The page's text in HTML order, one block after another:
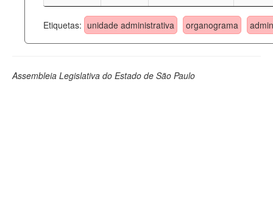
Etiquetas: unidade administrativa organograma
Assembleia Legislativa do Estado de São Paulo